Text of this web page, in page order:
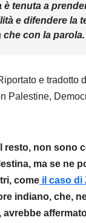
è tenuta a
e difendere la
che con la parola.
e tradotto
Palestine,
resto, non sono
ma se ne
come il caso di
indiano, che,
avrebbe